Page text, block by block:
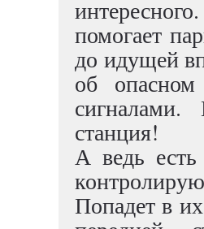
помогает
до идущей
об
сигналами.
станция!
А ведь
Попадет в